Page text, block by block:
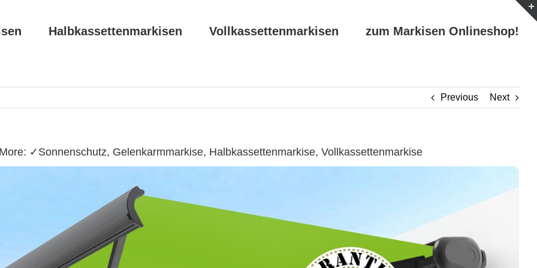
Halbkassettenmarkisen Vollkassettenmarkisen zum Markisen Onlineshop!
Previous Next
✓Sonnenschutz, Gelenkarmmarkise, Halbkassettenmarkise, Vollkassettenmarkise